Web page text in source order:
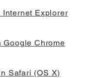
Explorer
Chrome
Safari (OS X)